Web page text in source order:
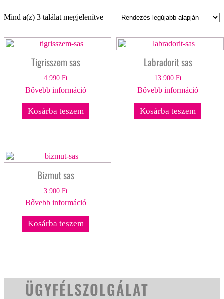
Mind a(z) 3 találat megjelenítveSorted
Tigrisszem sas
4 990 Ft
Bővebb információ
Kosárba teszem
Labradorit sas
13 900 Ft
Bővebb információ
Kosárba teszem
Bizmut sas
3 900 Ft
Bővebb információ
Kosárba teszem
ÜGYFÉLSZOLGÁLAT